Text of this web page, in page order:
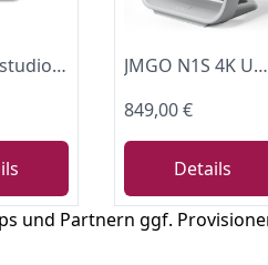
Epson Lifestudio Flex Plus EF-72 | Tragbarer 4K-PRO-UHD-Smart-TV-Projektor | 1.000 Lumen | 3LCD x RGB-LED | Sound by Bose | Google TV | Einfache Einrichtung | 150''-Display | 5 Jahre Garantie | Eiche
JMGO N1S 4K UHD Mini Beamer, Triple Laser Projektor 1700 ISO Lumen, Netflix
849,00 €
Details
und Partnern ggf.